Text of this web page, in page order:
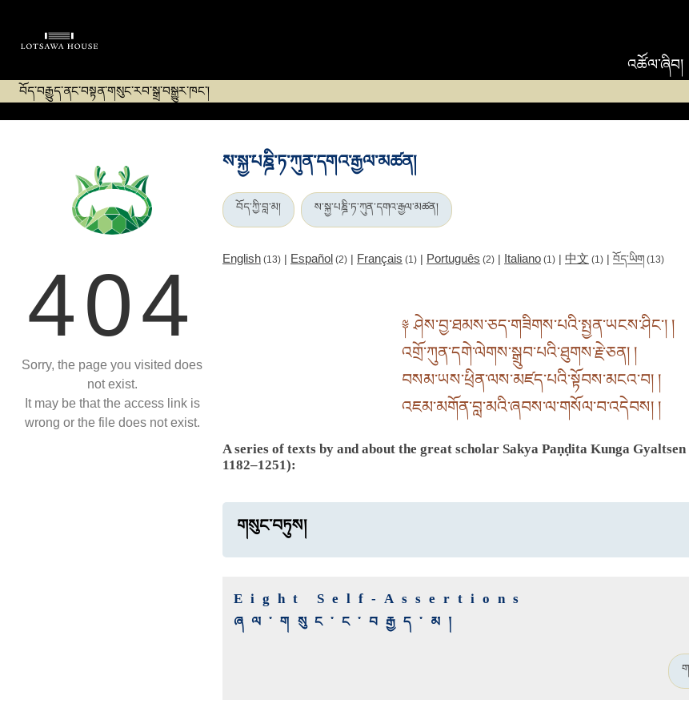
འཚོལ་ཞིབ།
བོད་བརྒྱུད་ནང་བསྟན་གསུང་རབ་སྒྲ་བསྒྱུར་ཁང་།
404
Sorry, the page you visited does
not exist.
It may be that the access link is
wrong or the file does not exist.
ས་སྐྱ་པཎྜི་ཏ་ཀུན་དགའ་རྒྱལ་མཚན།
བོད་ཀྱི་བླ་མ། ས་སྐྱ་པཎྜི་ཏ་ཀུན་དགའ་རྒྱལ་མཚན།
English (13) | Español (2) | Français (1) | Português (2) | Italiano (1) | 中文 (1) | བོད་ཡིག (13)
༈ ཤེས་བྱ་ཐམས་ཅད་གཟིགས་པའི་སྤྱན་ཡངས་ཤིང་། །
འགྲོ་ཀུན་དགེ་ལེགས་སྒྲུབ་པའི་ཐུགས་རྗེ་ཅན། །
བསམ་ཡས་ཕྲིན་ལས་མཛད་པའི་སྟོབས་མངའ་བ། །
འཇམ་མགོན་བླ་མའི་ཞབས་ལ་གསོལ་བ་འདེབས། །
A series of texts by and about the great scholar Sakya Paṇḍita Kunga Gyaltsen
1182–1251):
གསུང་བཏུས།
Eight Self-Assertions
ཞལ་གསུང་ང་བརྒྱད་མ།